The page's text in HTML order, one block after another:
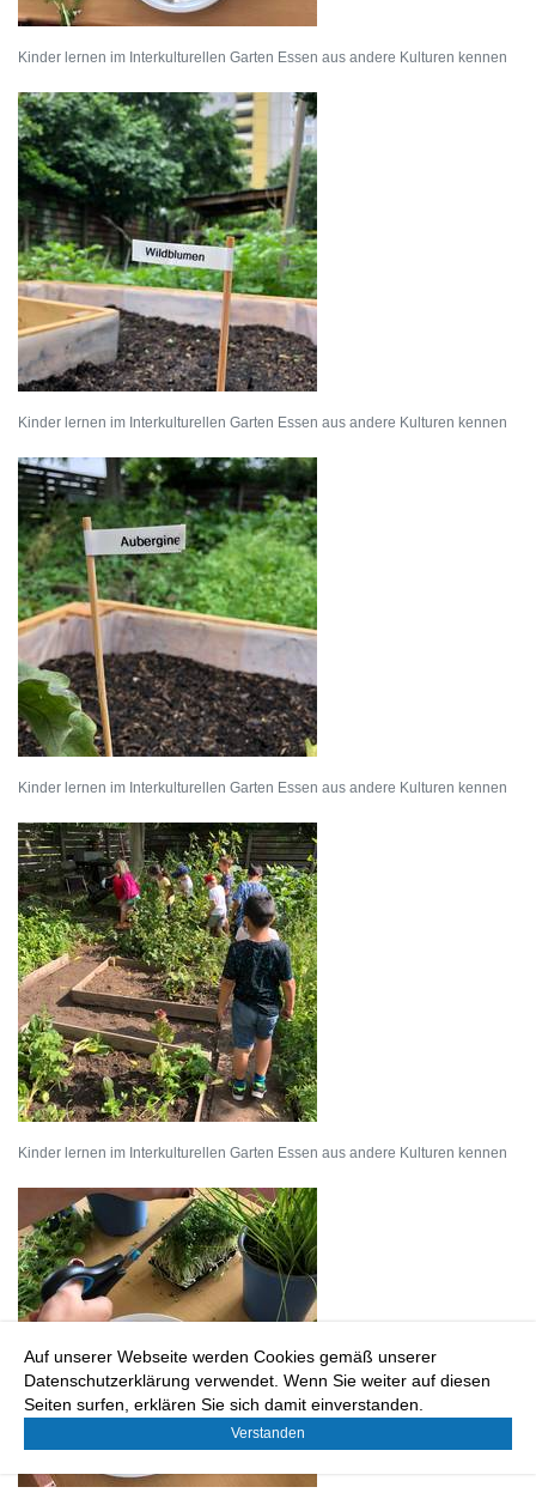
Auf unserer Webseite werden Cookies gemäß unserer
Datenschutzerklärung verwendet. Wenn Sie weiter auf diesen
Seiten surfen, erklären Sie sich damit einverstanden.
Verstanden
Kinder lernen im Interkulturellen Garten Essen aus andere Kulturen kennen
Kinder lernen im Interkulturellen Garten Essen aus andere Kulturen kennen
Kinder lernen im Interkulturellen Garten Essen aus andere Kulturen kennen
Kinder lernen im Interkulturellen Garten Essen aus andere Kulturen kennen